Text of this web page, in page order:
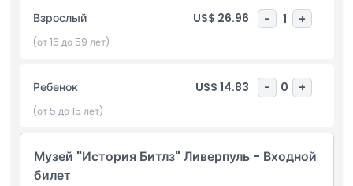
бесплатный мультимедийный гид, который расскажет
интересные факты и истории. Этот гид доступен на разных
языках и озвучен сестрой Джона Леннона, что делает его
The Beatles, то это обязательно к посещению в Ливерпуле!
Включено
Взрослый US$ 26.96 - 1 +
(от 16 до 59 лет)
Ребенок US$ 14.83 - 0 +
(от 5 до 15 лет)
Музей "История Битлз" Ливерпуль - Входной
билет